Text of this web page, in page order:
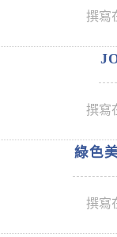
撰寫
撰寫
綠色
撰寫